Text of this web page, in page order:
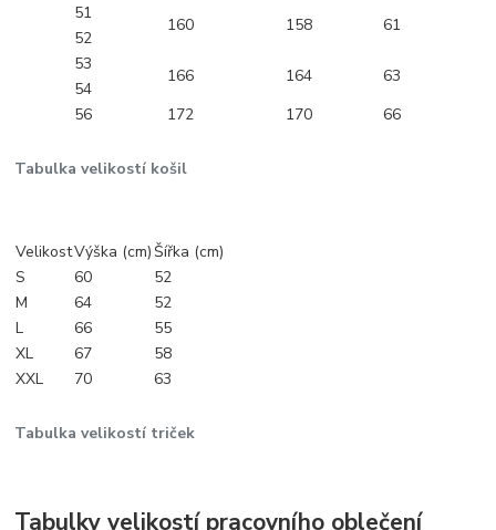
Tabulka velikostí košil
51
160 158 61
52
53
166 164 63
54
56
172 170 66
Tabulka velikostí triček
VelikostVýška (cm)Šířka (cm)
S
60
52
M
64
52
L
66
55
XL
67
58
XXL
70 63
Tabulky velikostí pracovního oblečení